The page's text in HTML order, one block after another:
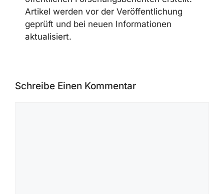
Artikel werden vor der Veröffentlichung
geprüft und bei neuen Informationen
aktualisiert.
Schreibe Einen Kommentar